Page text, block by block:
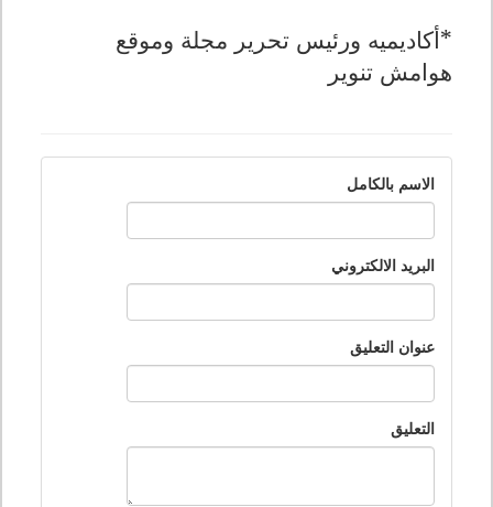
*أكاديميه ورئيس تحرير مجلة وموقع
هوامش تنوير
الاسم بالكامل
البريد الالكتروني
عنوان التعليق
التعليق